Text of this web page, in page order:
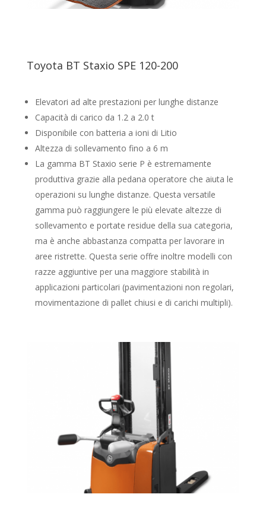
Toyota BT Staxio SPE 120-200
Elevatori ad alte prestazioni per lunghe distanze
Capacità di carico da 1.2 a 2.0 t
Disponibile con batteria a ioni di Litio
Altezza di sollevamento fino a 6 m
La gamma BT Staxio serie P è estremamente
produttiva grazie alla pedana operatore che aiuta le
operazioni su lunghe distanze. Questa versatile
gamma può raggiungere le più elevate altezze di
sollevamento e portate residue della sua categoria,
ma è anche abbastanza compatta per lavorare in
aree ristrette. Questa serie offre inoltre modelli con
razze aggiuntive per una maggiore stabilità in
applicazioni particolari (pavimentazioni non regolari,
movimentazione di pallet chiusi e di carichi multipli).